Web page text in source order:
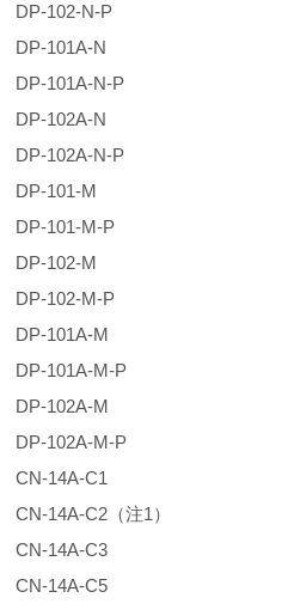
DP-102-N-P
DP-101A-N
DP-101A-N-P
DP-102A-N
DP-102A-N-P
DP-101-M
DP-101-M-P
DP-102-M
DP-102-M-P
DP-101A-M
DP-101A-M-P
DP-102A-M
DP-102A-M-P
CN-14A-C1
CN-14A-C2（注1）
CN-14A-C3
CN-14A-C5